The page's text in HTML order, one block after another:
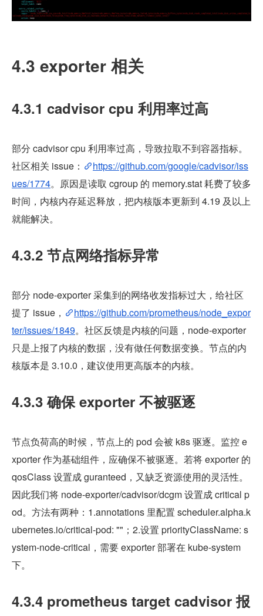
4.3 exporter 相关
4.3.1 cadvisor cpu 利用率过高
部分 cadvisor cpu 利用率过高，导致拉取不到容器指标。
社区相关 issue：
https://github.com/google/cadvisor/iss
ues/1774。原因是读取 cgroup 的 memory.stat 耗费了较多
时间，内核内存延迟释放，把内核版本更新到 4.19 及以上
就能解决。
4.3.2 节点网络指标异常
部分 node-exporter 采集到的网络收发指标过大，给社区
提了 issue，
https://github.com/prometheus/node_expor
ter/issues/1849。社区反馈是内核的问题，node-exporter
只是上报了内核的数据，没有做任何数据变换。节点的内
核版本是 3.10.0，建议使用更高版本的内核。
4.3.3 确保 exporter 不被驱逐
节点负荷高的时候，节点上的 pod 会被 k8s 驱逐。监控 e
xporter 作为基础组件，应确保不被驱逐。若将 exporter 的
qosClass 设置成 guranteed，又缺乏资源使用的灵活性。
因此我们将 node-exporter/cadvisor/dcgm 设置成 critical p
od。方法有两种：1.annotations 里配置 scheduler.alpha.k
ubernetes.io/critical-pod: ""；2.设置 priorityClassName: s
ystem-node-critical，需要 exporter 部署在 kube-system
下。
4.3.4 prometheus target cadvisor 报